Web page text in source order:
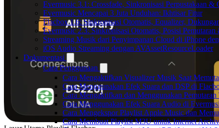
Evermusic 3.1: Crossfade, Sinkronisasi Perpustakaan &
Evermusic Mencapai 3 Juta Unduhan: Ikhtisar Fitur
Flacbox 1.6: Sinkronisasi Otomatis, Equalizer,
Evermusic 2.3: Sinkronisasi Otomatis, Posisi Pemutaran
Streaming Musik dari Penyimpanan Cloud di iPhone
iOS Audio Streaming dengan AVAssetResourceLoader
Dokumentasi
Cara Penggunaan
Cara Mengaktifkan Visualizer Musik Saat
Cara Menggunakan Efek Suara dan DSP di
Cara Mengaktifkan dan Menggunakan Pemutaran
Cara Menggunakan Efek Suara Audio di
Cara Mengekspor Playlist Apple Music dan
Cara Membuat Playlist M3U untuk Internet